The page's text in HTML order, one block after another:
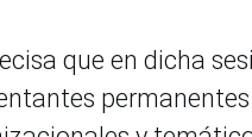
que en dicha